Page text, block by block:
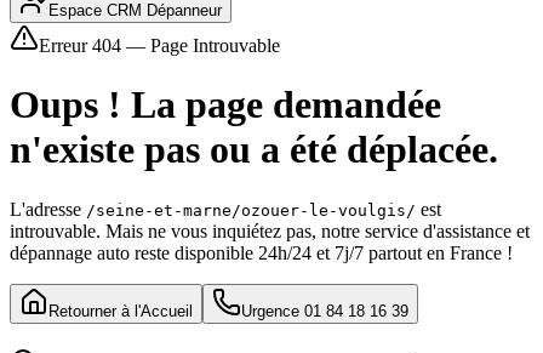
Espace CRM Dépanneur
Erreur 404 — Page Introuvable
Oups ! La page demandée
n'existe pas ou a été déplacée.
L'adresse /seine-et-marne/ozouer-le-voulgis/ est
introuvable. Mais ne vous inquiétez pas, notre service d'assistance et
dépannage auto reste disponible 24h/24 et 7j/7 partout en France !
Retourner à l'Accueil Urgence 01 84 18 16 39